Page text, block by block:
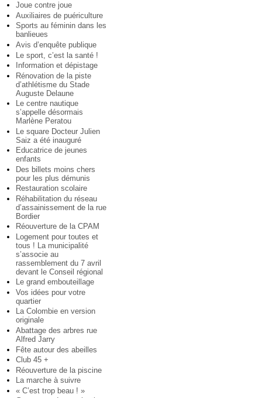
Joue contre joue
Auxiliaires de puériculture
Sports au féminin dans les
banlieues
Avis d’enquête publique
Le sport, c’est la santé !
Information et dépistage
Rénovation de la piste
d’athlétisme du Stade
Auguste Delaune
Le centre nautique
s’appelle désormais
Marlène Peratou
Le square Docteur Julien
Saiz a été inauguré
Educatrice de jeunes
enfants
Des billets moins chers
pour les plus démunis
Restauration scolaire
Réhabilitation du réseau
d’assainissement de la rue
Bordier
Réouverture de la CPAM
Logement pour toutes et
tous ! La municipalité
s’associe au
rassemblement du 7 avril
devant le Conseil régional
Le grand embouteillage
Vos idées pour votre
quartier
La Colombie en version
originale
Abattage des arbres rue
Alfred Jarry
Fête autour des abeilles
Club 45 +
Réouverture de la piscine
La marche à suivre
« C’est trop beau ! »